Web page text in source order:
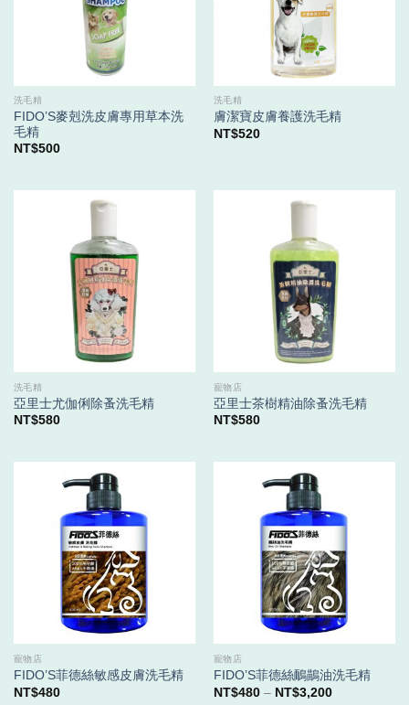
洗毛精
FIDO’S麥剋洗皮膚專用草本洗
毛精
NT$500
洗毛精
膚潔寶皮膚養護洗毛精
NT$520
洗毛精
亞里士尤伽俐除蚤洗毛精
NT$580
寵物店
亞里士茶樹精油除蚤洗毛精
NT$580
寵物店
FIDO’S菲德絲敏感皮膚洗毛精
NT$480
寵物店
FIDO’S菲德絲鴯鶓油洗毛精
NT$480 – NT$3,200價